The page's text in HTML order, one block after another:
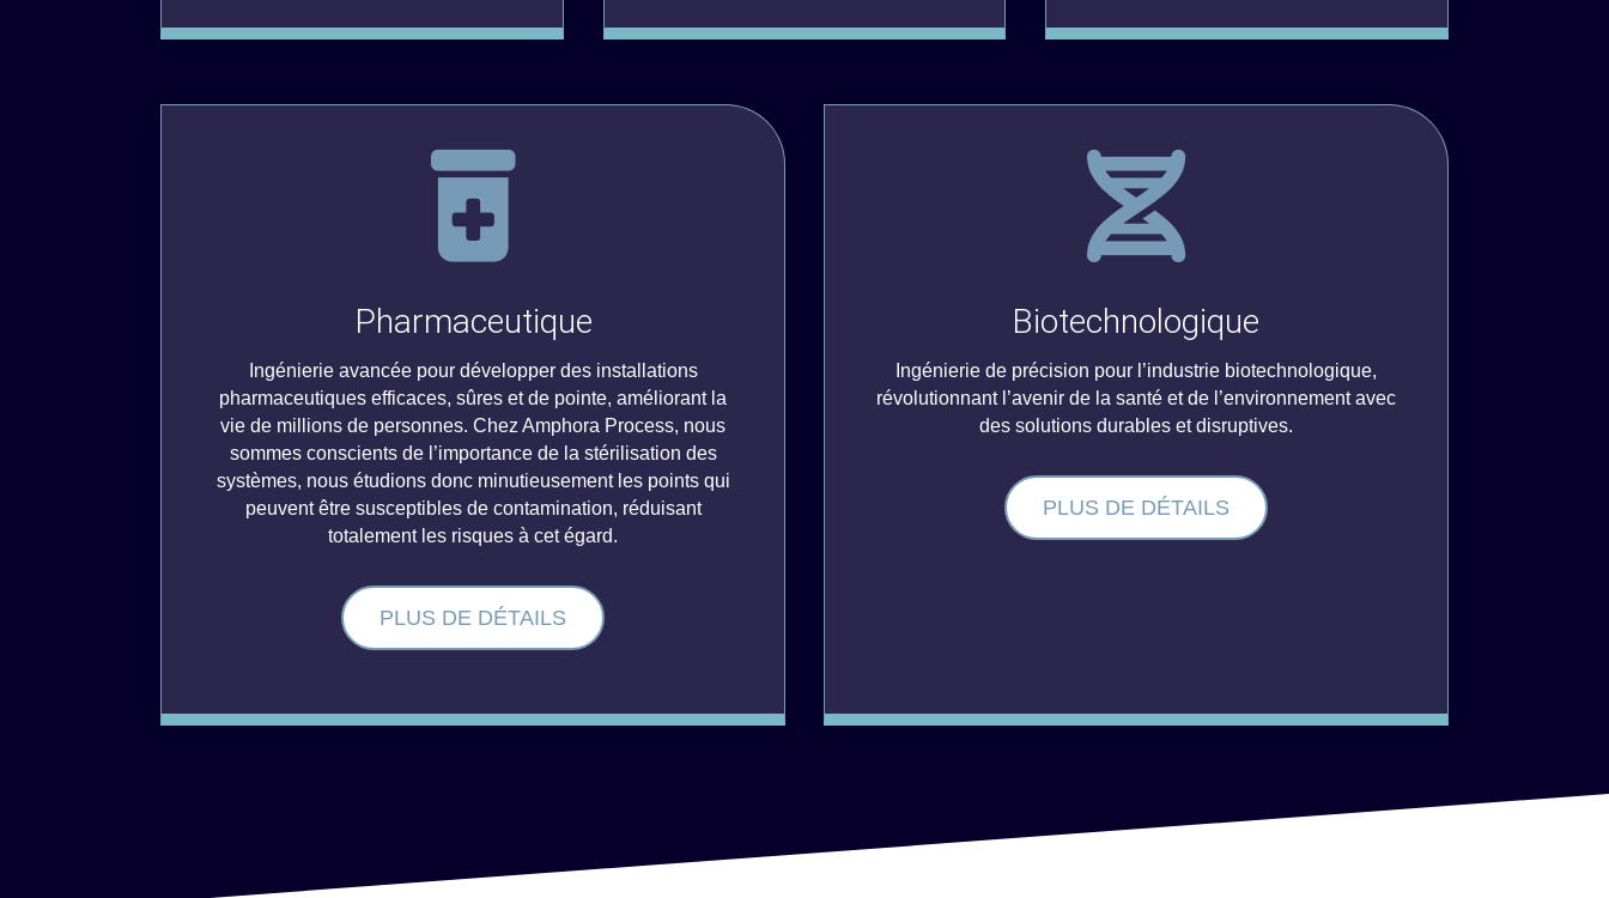
Pharmaceutique
Ingénierie avancée pour développer des installations
pharmaceutiques efficaces, sûres et de pointe, améliorant la
vie de millions de personnes. Chez Amphora Process, nous
sommes conscients de l’importance de la stérilisation des
systèmes, nous étudions donc minutieusement les points qui
peuvent être susceptibles de contamination, réduisant
totalement les risques à cet égard.
PLUS DE DÉTAILS
Biotechnologique
Ingénierie de précision pour l’industrie biotechnologique,
révolutionnant l’avenir de la santé et de l’environnement avec
des solutions durables et disruptives.
PLUS DE DÉTAILS